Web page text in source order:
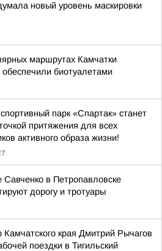
новый уровень маскировки
маршрутах Камчатки
обеспечили биотуалетами
парк «Спартак» станет
притяжения для всех
активного образа жизни!
Савченко в Петропавловске
дорогу и тротуары
Камчатского края Дмитрий Рычагов
поездки в Тигильский